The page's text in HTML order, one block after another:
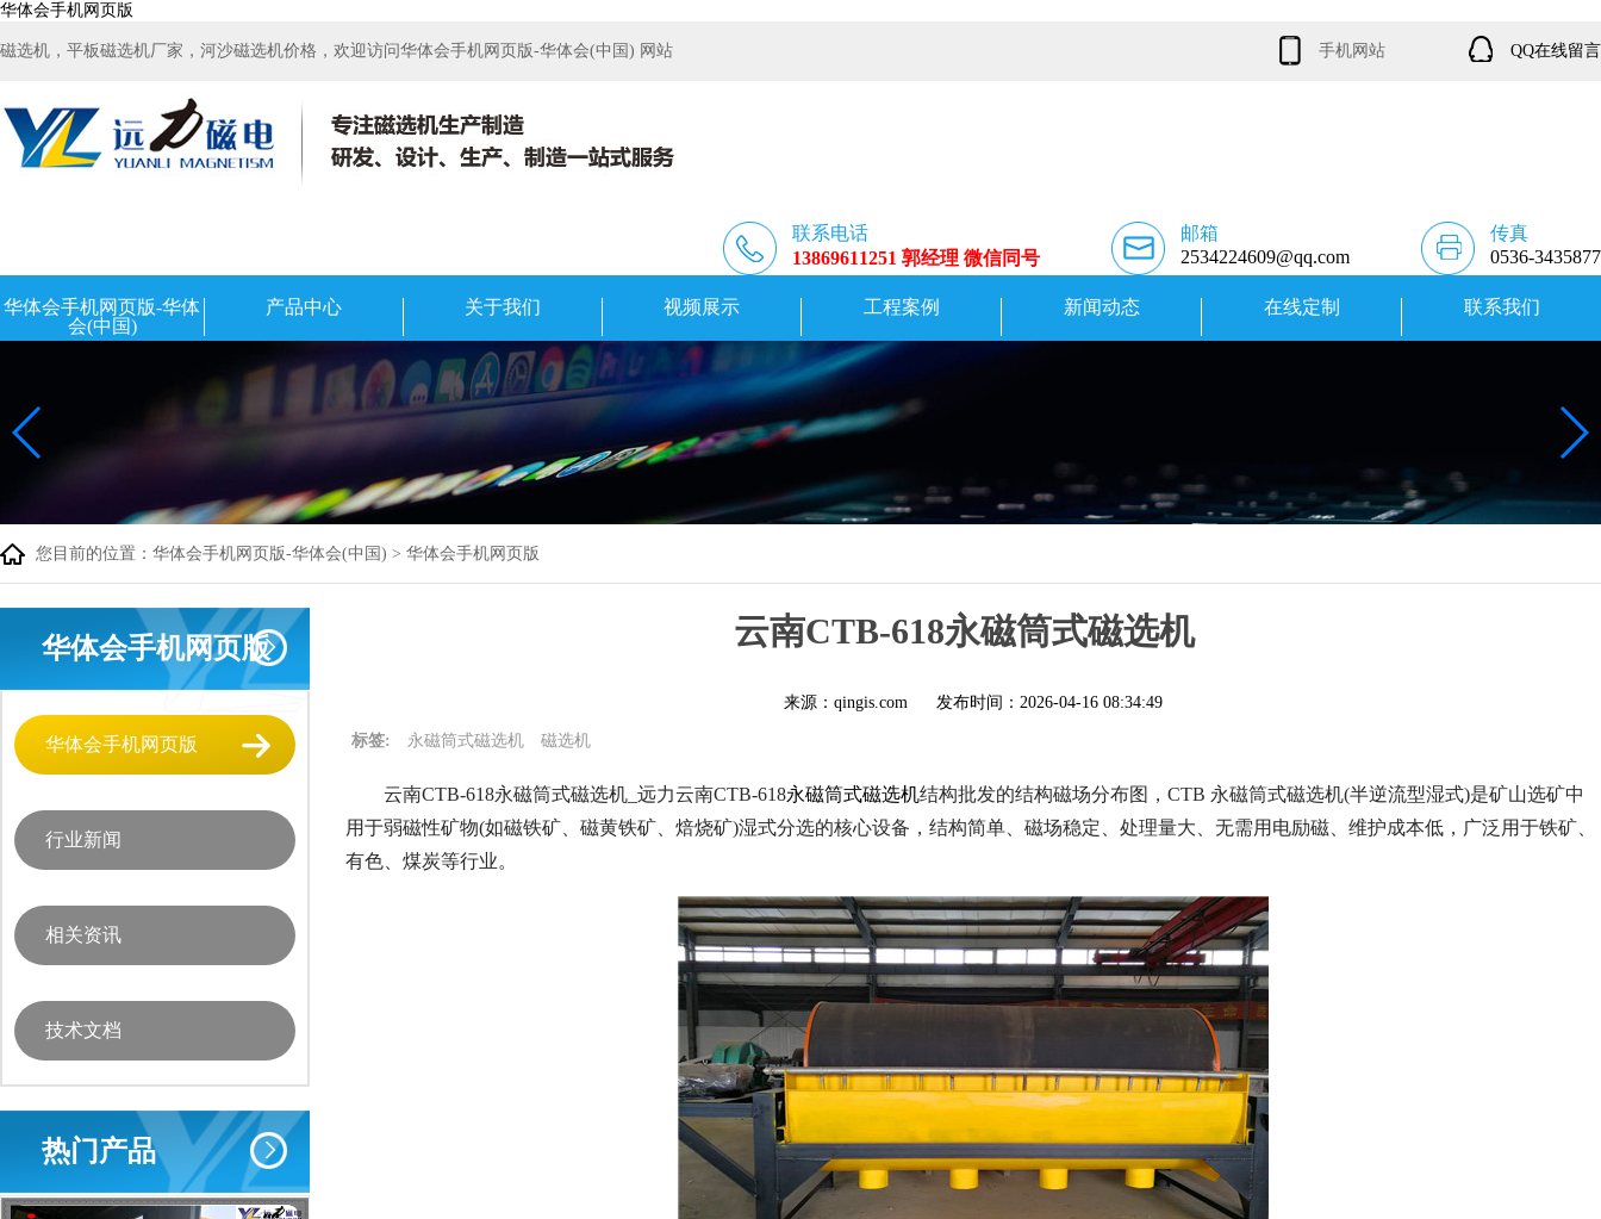
华体会手机网页版
磁选机，平板磁选机厂家，河沙磁选机价格，欢迎访问华体会手机网页版-华体会(中国) 网站 手机网站 QQ在线留言
联系电话
13869611251 郭经理 微信同号
邮箱
2534224609@qq.com
传真
0536-3435877
华体会手机网页版-华体
会(中国)
产品中心 关于我们 视频展示 工程案例 新闻动态 在线定制 联系我们
您目前的位置： 华体会手机网页版-华体会(中国) > 华体会手机网页版
华体会手机网页版
华体会手机网页版
行业新闻
相关资讯
技术文档
热门产品
云南CTB-618永磁筒式磁选机
来源：qingis.com 发布时间： 2026-04-16 08:34:49
标签: 永磁筒式磁选机 磁选机
云南CTB-618永磁筒式磁选机_远力云南CTB-618永磁筒式磁选机结构批发的结构磁场分布图，CTB 永磁筒式磁选机(半逆流型湿式)是矿山选矿中
用于弱磁性矿物(如磁铁矿、磁黄铁矿、焙烧矿)湿式分选的核心设备，结构简单、磁场稳定、处理量大、无需用电励磁、维护成本低，广泛用于铁矿、
有色、煤炭等行业。